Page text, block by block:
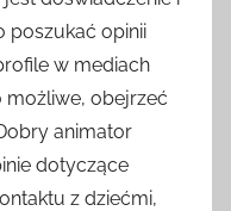
poszukać opinii
w mediach
możliwe, obejrzeć
animator
dotyczące
z dziećmi,